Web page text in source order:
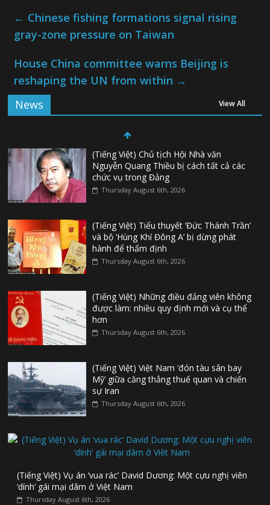
← Chinese fishing formations signal rising
gray-zone pressure on Taiwan
House China committee warns Beijing is
reshaping the UN from within →
News
View All
(Tiếng Việt) Chủ tịch Hội Nhà văn
Nguyễn Quang Thiều bị cách tất cả các
chức vụ trong Đảng
Thursday August 6th, 2026
(Tiếng Việt) Tiểu thuyết ‘Đức Thánh Trần’
và bộ ‘Hùng Khí Đông A’ bị dừng phát
hành để thẩm định
Thursday August 6th, 2026
(Tiếng Việt) Những điều đảng viên không
được làm: nhiều quy định mới và cụ thể
hơn
Thursday August 6th, 2026
(Tiếng Việt) Việt Nam ‘đón tàu sân bay
Mỹ’ giữa căng thẳng thuế quan và chiến
sự Iran
Thursday August 6th, 2026
(Tiếng Việt) Vụ án ‘vua rác’ David Dương: Một cựu nghị viên
‘dính’ gái mại dâm ở Việt Nam
Thursday August 6th, 2026